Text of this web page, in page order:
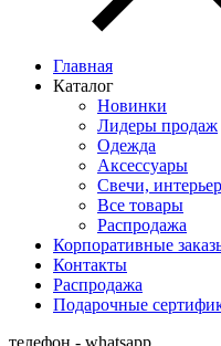
Главная
Каталог
Новинки
Лидеры продаж
Одежда
Аксессуары
Cвечи,
Все товары
Распродажа
Корпоративные
Контакты
Распродажа
Подарочные
телефон - whatsapp